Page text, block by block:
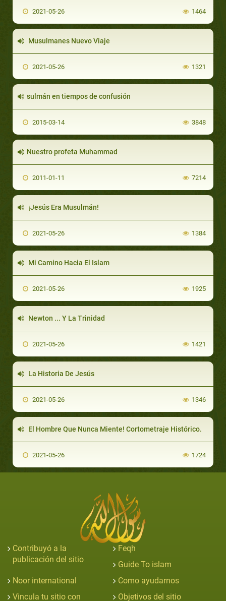
2021-05-26 1464
Musulmanes Nuevo Viaje
2021-05-26 1321
sulmán en tiempos de confusión
2015-03-14 3848
Nuestro profeta Muhammad
2011-01-11 7214
¡Jesús Era Musulmán!
2021-05-26 1384
Mi Camino Hacia El Islam
2021-05-26 1925
Newton ... Y La Trinidad
2021-05-26 1421
La Historia De Jesús
2021-05-26 1346
El Hombre Que Nunca Miente! Cortometraje Histórico.
2021-05-26 1724
Contribuyó a la
publicación del sitio
Feqh
Guide To islam
Noor international
Como ayudarnos
Vincula tu sitio con
Objetivos del sitio